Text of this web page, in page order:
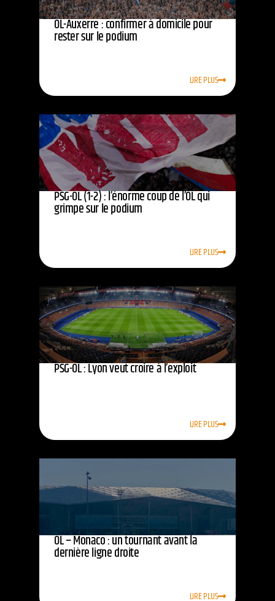
OL-Auxerre : confirmer à domicile pour
rester sur le podium
LIRE PLUS
PSG-OL (1-2) : l’énorme coup de l’OL qui
grimpe sur le podium
LIRE PLUS
PSG-OL : Lyon veut croire à l’exploit
LIRE PLUS
OL – Monaco : un tournant avant la
dernière ligne droite
LIRE PLUS